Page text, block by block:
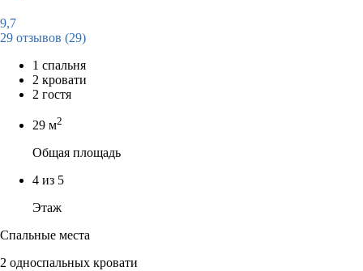
9,7
29 отзывов (29)
1 спальня
2 кровати
2 гостя
29 м2
Общая площадь
4 из 5
Этаж
Спальные места
2 односпальных кровати